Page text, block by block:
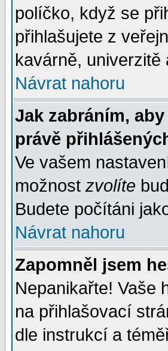
políčko, když se
přihlašujete z
kavárně, univerzitě
Návrat nahoru
Jak zabráním,
právě
Ve vašem
možnost zvolíte
Budete počítáni
Návrat nahoru
Zapomněl jsem
Nepanikařte! Vaše
na přihlašovací
dle instrukcí a